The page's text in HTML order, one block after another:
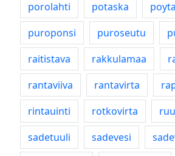
porolahti
potaska
puroponsi
puroseutu
raitistava
rakkulamaa
rantaviiva
rantavirta
rintauinti
rotkovirta
sadetuuli
sadevesi